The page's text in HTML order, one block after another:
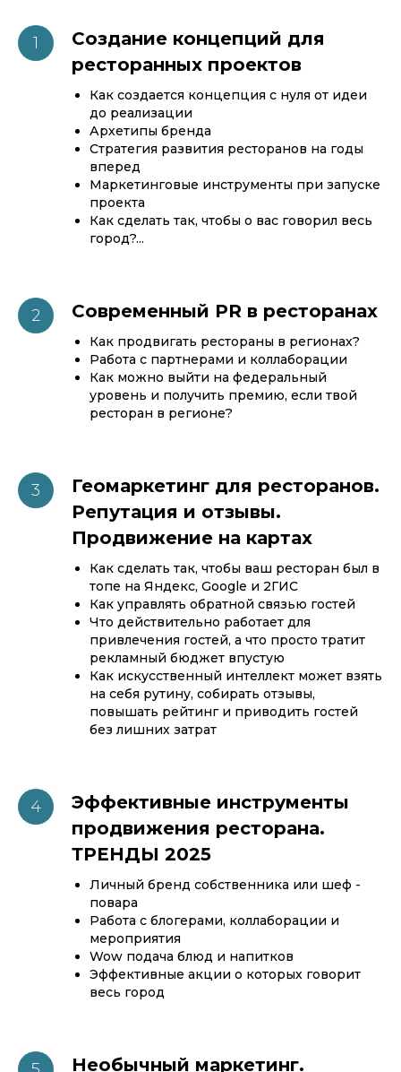
Создание концепций для
ресторанных проектов
Как создается концепция с нуля от идеи
до реализации
Архетипы бренда
Стратегия развития ресторанов на годы
вперед
Маркетинговые инструменты при запуске
проекта
Как сделать так, чтобы о вас говорил весь
город?...
Современный PR в ресторанах
Как продвигать рестораны в регионах?
Работа с партнерами и коллаборации
Как можно выйти на федеральный
уровень и получить премию, если твой
ресторан в регионе?
Геомаркетинг для ресторанов.
Репутация и отзывы.
Продвижение на картах
Как сделать так, чтобы ваш ресторан был в
топе на Яндекс, Google и 2ГИС
Как управлять обратной связью гостей
Что действительно работает для
привлечения гостей, а что просто тратит
рекламный бюджет впустую
Как искусственный интеллект может взять
на себя рутину, собирать отзывы,
повышать рейтинг и приводить гостей
без лишних затрат
Эффективные инструменты
продвижения ресторана.
ТРЕНДЫ 2025
Личный бренд собственника или шеф -
повара
Работа с блогерами, коллаборации и
мероприятия
Wow подача блюд и напитков
Эффективные акции о которых говорит
весь город
Необычный маркетинг.